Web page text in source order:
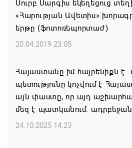
Եկեղեցու հեղինակության և
առաքելության դեմ ուղղված
իշխանությունների
հակասահմանադրական են.
ՀԲԸՄ-ն կոչ է անում կասեցնել
եպիսկոպոսների նկատմամբ
07.08.2026 11:50
Սուրբ Սարգիս եկեղեցուց
«Հարության Ավետիս»
երթը (ֆոտոռեպորտաժ)
20.04.2019 23:05
Հայաստանը իմ հայրենիքն
պետությունը կոչվում է
այն փաստը, որ այդ
մեզ է պատկանում.
24.10.2025 14:23